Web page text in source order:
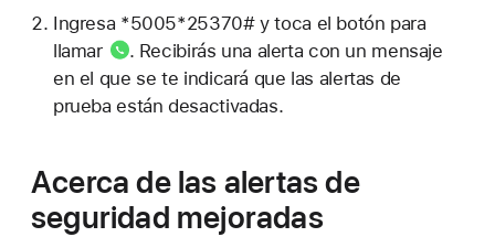
Ingresa *5005*25370# y toca el botón para
llamar
. Recibirás una alerta con un mensaje
en el que se te indicará que las alertas de
prueba están desactivadas.
Acerca de las alertas de
seguridad mejoradas